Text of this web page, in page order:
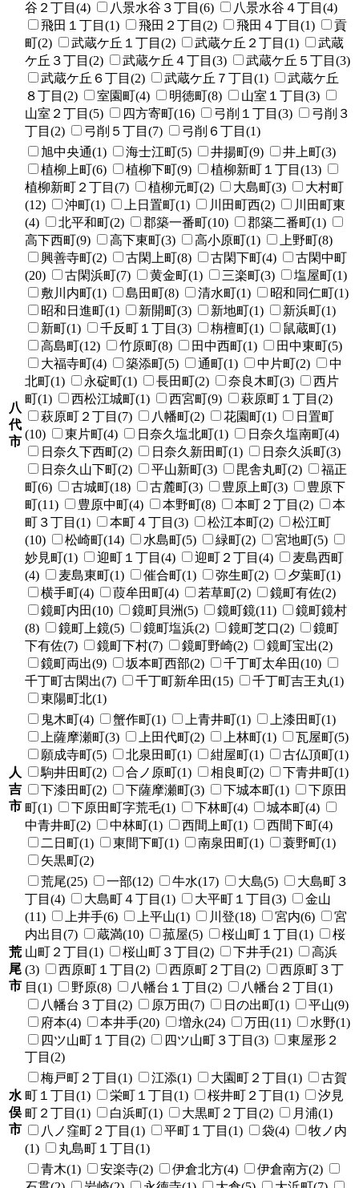
谷２丁目(4)
八景水谷３丁目(6)
八景水谷４丁目(4)
飛田１丁目(1)
飛田２丁目(2) 飛田４丁目(1)
貢
町(2)
武蔵ケ丘１丁目(2) 武蔵ケ丘２丁目(1)
武蔵
ケ丘３丁目(2)
武蔵ケ丘４丁目(3)
武蔵ケ丘５丁目(3)
武蔵ケ丘６丁目(2)
武蔵ケ丘７丁目(1)
武蔵ケ丘
８丁目(2)
室園町(4) 明徳町(8)
山室１丁目(3)
山室２丁目(5)
四方寄町(16) 弓削１丁目(3)
弓削３
丁目(2)
弓削５丁目(7) 弓削６丁目(1)
八
代
市
旭中央通(1) 海士江町(5) 井揚町(9)
井上町(3)
植柳上町(6)
植柳下町(9)
植柳新町１丁目(13)
植柳新町２丁目(7)
植柳元町(2) 大島町(3)
大村町
(12)
沖町(1) 上日置町(1) 川田町西(2)
川田町東
(4)
北平和町(2) 郡築一番町(10)
郡築二番町(1)
高下西町(9)
高下東町(3) 高小原町(1)
上野町(8)
興善寺町(2)
古閑上町(8) 古閑下町(4)
古閑中町
(20)
古閑浜町(7) 黄金町(1) 三楽町(3)
塩屋町(1)
敷川内町(1)
島田町(8) 清水町(1)
昭和同仁町(1)
昭和日進町(1)
新開町(3) 新地町(1)
新浜町(1)
新町(1)
千反町１丁目(3) 栴檀町(1)
鼠蔵町(1)
高島町(12)
竹原町(8) 田中西町(1)
田中東町(5)
大福寺町(4)
築添町(5) 通町(1) 中片町(2)
中
北町(1)
永碇町(1) 長田町(2) 奈良木町(3)
西片
町(1)
西松江城町(1) 西宮町(9)
萩原町１丁目(2)
萩原町２丁目(7)
八幡町(2) 花園町(1)
日置町
(10)
東片町(4) 日奈久塩北町(1)
日奈久塩南町(4)
日奈久下西町(2)
日奈久新田町(1)
日奈久浜町(3)
日奈久山下町(2)
平山新町(3) 毘舎丸町(2)
福正
町(6)
古城町(18) 古麓町(3) 豊原上町(3)
豊原下
町(11)
豊原中町(4) 本野町(8) 本町２丁目(2)
本
町３丁目(1)
本町４丁目(3) 松江本町(2)
松江町
(10)
松崎町(14) 水島町(5) 緑町(2)
宮地町(5)
妙見町(1)
迎町１丁目(4) 迎町２丁目(4)
麦島西町
(4)
麦島東町(1) 催合町(1) 弥生町(2)
夕葉町(1)
横手町(4)
葭牟田町(4) 若草町(2)
鏡町有佐(2)
鏡町内田(10)
鏡町貝洲(5) 鏡町鏡(11)
鏡町鏡村
(8)
鏡町上鏡(5) 鏡町塩浜(2) 鏡町芝口(2)
鏡町
下有佐(7)
鏡町下村(7) 鏡町野崎(2)
鏡町宝出(2)
鏡町両出(9)
坂本町西部(2)
千丁町太牟田(10)
千丁町古閑出(7)
千丁町新牟田(15)
千丁町吉王丸(1)
東陽町北(1)
人
吉
市
鬼木町(4) 蟹作町(1) 上青井町(1)
上漆田町(1)
上薩摩瀬町(3)
上田代町(2) 上林町(1)
瓦屋町(5)
願成寺町(5)
北泉田町(1) 紺屋町(1)
古仏頂町(1)
駒井田町(2)
合ノ原町(1) 相良町(2)
下青井町(1)
下漆田町(2)
下薩摩瀬町(3) 下城本町(1)
下原田
町(1)
下原田町字荒毛(1) 下林町(4)
城本町(4)
中青井町(2)
中林町(1) 西間上町(1)
西間下町(4)
二日町(1)
東間下町(1) 南泉田町(1)
蓑野町(1)
矢黒町(2)
荒
尾
市
荒尾(25) 一部(12) 牛水(17) 大島(5)
大島町３
丁目(4)
大島町４丁目(1) 大平町１丁目(3)
金山
(11)
上井手(6) 上平山(1) 川登(18) 宮内(6)
宮
内出目(7)
蔵満(10) 菰屋(5) 桜山町１丁目(1)
桜
山町２丁目(1)
桜山町３丁目(2) 下井手(21)
高浜
(3)
西原町１丁目(2) 西原町２丁目(2)
西原町３丁
目(1)
野原(8) 八幡台１丁目(2)
八幡台２丁目(1)
八幡台３丁目(2)
原万田(7) 日の出町(1)
平山(9)
府本(4)
本井手(20) 増永(24) 万田(11)
水野(1)
四ツ山町１丁目(2)
四ツ山町３丁目(3)
東屋形２
丁目(2)
水
俣
市
梅戸町２丁目(1) 江添(1) 大園町２丁目(1)
古賀
町１丁目(1)
栄町１丁目(1) 桜井町２丁目(1)
汐見
町２丁目(1)
白浜町(1) 大黒町２丁目(2)
月浦(1)
八ノ窪町２丁目(1)
平町１丁目(1) 袋(4)
牧ノ内
(1)
丸島町１丁目(1)
青木(1)
安楽寺(2) 伊倉北方(4)
伊倉南方(2)